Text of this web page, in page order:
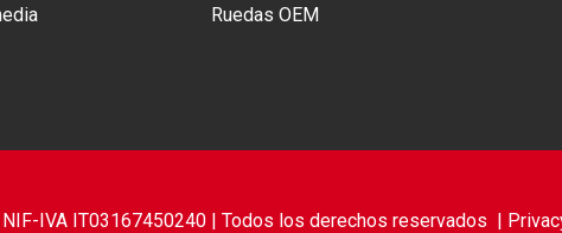
Ruedas OEM
IVA IT03167450240 | Todos los derechos reservados |